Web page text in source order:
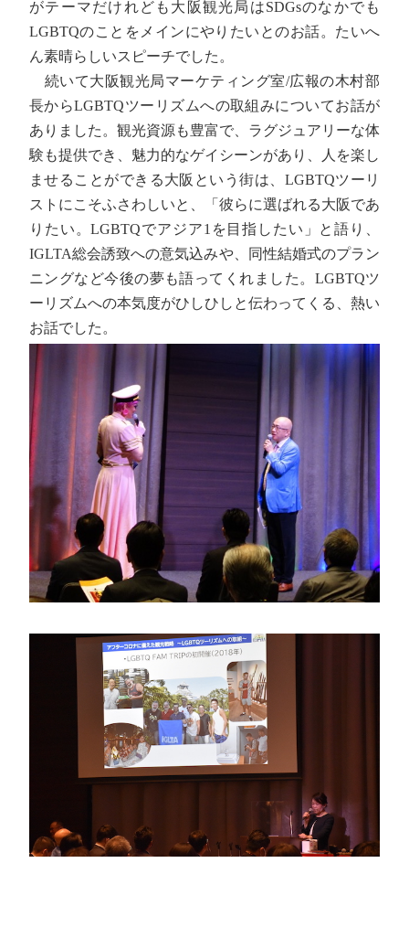
がテーマだけれども大阪観光局はSDGsのなかでも
LGBTQのことをメインにやりたいとのお話。たいへ
ん素晴らしいスピーチでした。
続いて大阪観光局マーケティング室/広報の木村部
長からLGBTQツーリズムへの取組みについてお話が
ありました。観光資源も豊富で、ラグジュアリーな体
験も提供でき、魅力的なゲイシーンがあり、人を楽し
ませることができる大阪という街は、LGBTQツーリ
ストにこそふさわしいと、「彼らに選ばれる大阪であ
りたい。LGBTQでアジア1を目指したい」と語り、
IGLTA総会誘致への意気込みや、同性結婚式のプラン
ニングなど今後の夢も語ってくれました。LGBTQツ
ーリズムへの本気度がひしひしと伝わってくる、熱い
お話でした。